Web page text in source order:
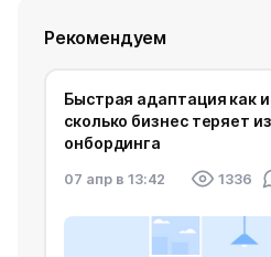
Рекомендуем
Быстрая адаптация как
сколько бизнес теряет
онбординга
07 апр в 13:42 1336